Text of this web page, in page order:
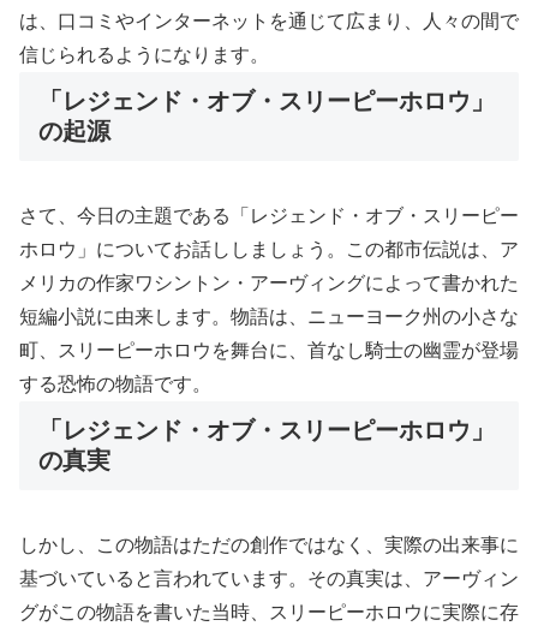
は、口コミやインターネットを通じて広まり、人々の間で
信じられるようになります。
「レジェンド・オブ・スリーピーホロウ」
の起源
さて、今日の主題である「レジェンド・オブ・スリーピー
ホロウ」についてお話ししましょう。この都市伝説は、ア
メリカの作家ワシントン・アーヴィングによって書かれた
短編小説に由来します。物語は、ニューヨーク州の小さな
町、スリーピーホロウを舞台に、首なし騎士の幽霊が登場
する恐怖の物語です。
「レジェンド・オブ・スリーピーホロウ」
の真実
しかし、この物語はただの創作ではなく、実際の出来事に
基づいていると言われています。その真実は、アーヴィン
グがこの物語を書いた当時、スリーピーホロウに実際に存